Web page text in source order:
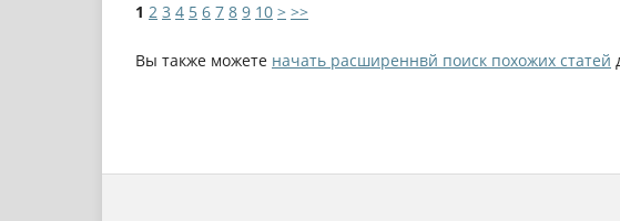
1 2 3 4 5 6 7 8 9 10 > >>
Вы также можете начать расширеннвй поиск похожих статей